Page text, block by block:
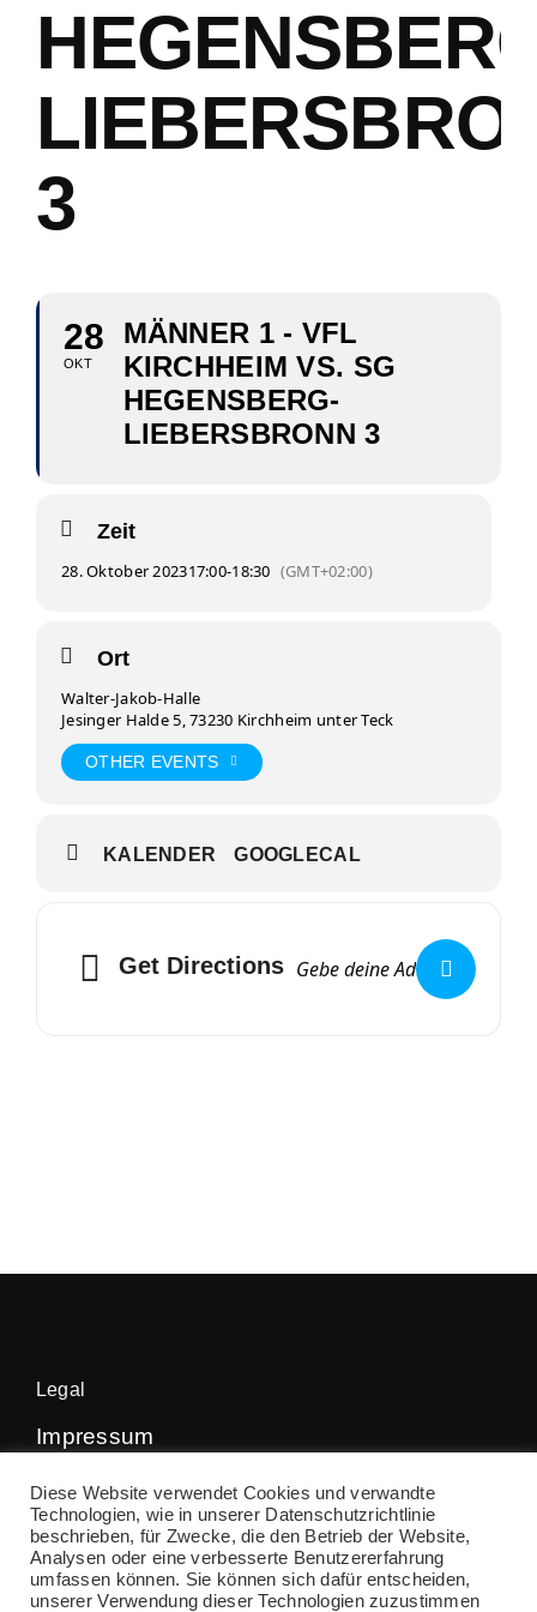
3
28
OKT
MÄNNER 1 - VFL
KIRCHHEIM VS. SG
HEGENSBERG-
LIEBERSBRONN 3
Zeit
28. Oktober 202317:00-18:30 (GMT+02:00)
Ort
Walter-Jakob-Halle
Jesinger Halde 5, 73230 Kirchheim unter Teck
OTHER EVENTS
KALENDER GOOGLECAL
Get Directions
Legal
Impressum
Datenschutz
© 2026 • VfL Kirchheim Handball • All Rights
Diese Website verwendet Cookies und verwandte
Technologien, wie in unserer Datenschutzrichtlinie
beschrieben, für Zwecke, die den Betrieb der Website,
Analysen oder eine verbesserte Benutzererfahrung
umfassen können. Sie können sich dafür entscheiden,
unserer Verwendung dieser Technologien zuzustimmen